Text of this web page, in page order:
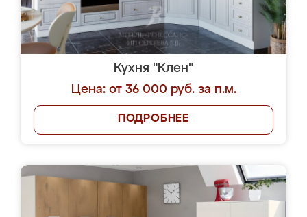
Кухня "Клен"
Цена: от 36 000 руб. за п.м.
ПОДРОБНЕЕ